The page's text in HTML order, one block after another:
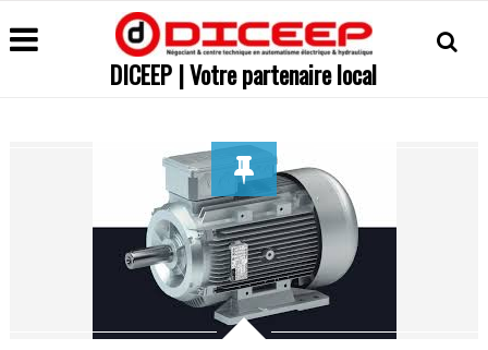
DICEEP | Votre partenaire local